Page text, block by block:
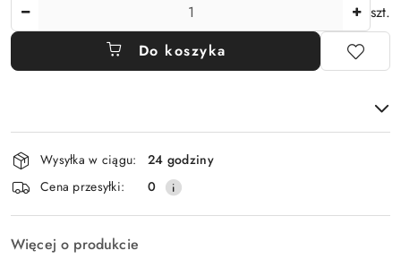
szt.
Do koszyka
Dostępność
i
dostawa
Wysyłka w ciągu:
24 godziny
Cena przesyłki:
0
Więcej o produkcie